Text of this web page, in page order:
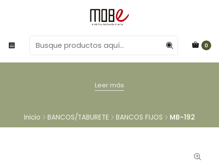
0
Leer más
Inicio BANCOS/TABURETE BANCOS FIJOS MB-192